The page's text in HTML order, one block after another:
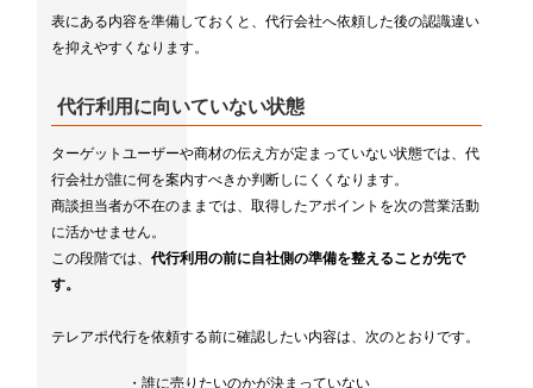
表にある内容を準備しておくと、代行会社へ依頼した後の認識違い
を抑えやすくなります。
代行利用に向いていない状態
ターゲットユーザーや商材の伝え方が定まっていない状態では、代
行会社が誰に何を案内すべきか判断しにくくなります。
商談担当者が不在のままでは、取得したアポイントを次の営業活動
に活かせません。
この段階では、 代行利用の前に自社側の準備を整えることが先で
す。
テレアポ代行を依頼する前に確認したい内容は、次のとおりです。
・誰に売りたいのかが決まっていない